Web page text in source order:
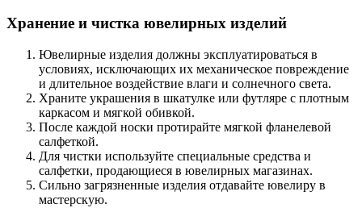
Хранение и чистка ювелирных изделий
Ювелирные изделия должны эксплуатироваться в
условиях, исключающих их механическое повреждение
и длительное воздействие влаги и солнечного света.
Храните украшения в шкатулке или футляре с плотным
каркасом и мягкой обивкой.
После каждой носки протирайте мягкой фланелевой
салфеткой.
Для чистки используйте специальные средства и
салфетки, продающиеся в ювелирных магазинах.
Сильно загрязненные изделия отдавайте ювелиру в
мастерскую.